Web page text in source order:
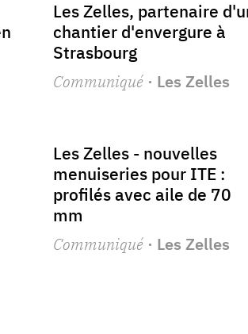
Les Zelles, partenaire
chantier d'envergure à
Strasbourg
Communiqué· Les Zelles
Les Zelles - nouvelles
menuiseries pour ITE :
profilés avec aile de 70
mm
Communiqué· Les Zelles